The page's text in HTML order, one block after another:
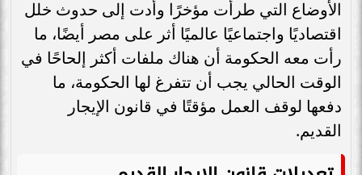
الأوضاع التي طرأت مؤخرًا وأدت إلى حدوث خلل
اقتصاديًا واجتماعيًا عالميًا أثر على مصر أيضًا، ما
رأت معه الحكومة أن هناك ملفات أكثر إلحاحًا في
الوقت الحالي يجب أن تتفرغ لها الحكومة، ما
دفعها لوقف العمل مؤقتًا في قانون الإيجار
القديم.